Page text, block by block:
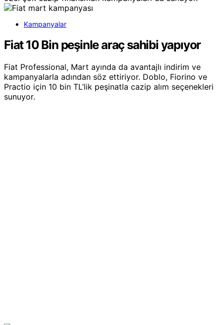
Kampanyalar
Fiat 10 Bin peşinle araç sahibi yapıyor
Fiat Professional, Mart ayında da avantajlı indirim ve
kampanyalarla adından söz ettiriyor. Doblo, Fiorino ve
Practio için 10 bin TL’lik peşinatla cazip alım seçenekleri
sunuyor.